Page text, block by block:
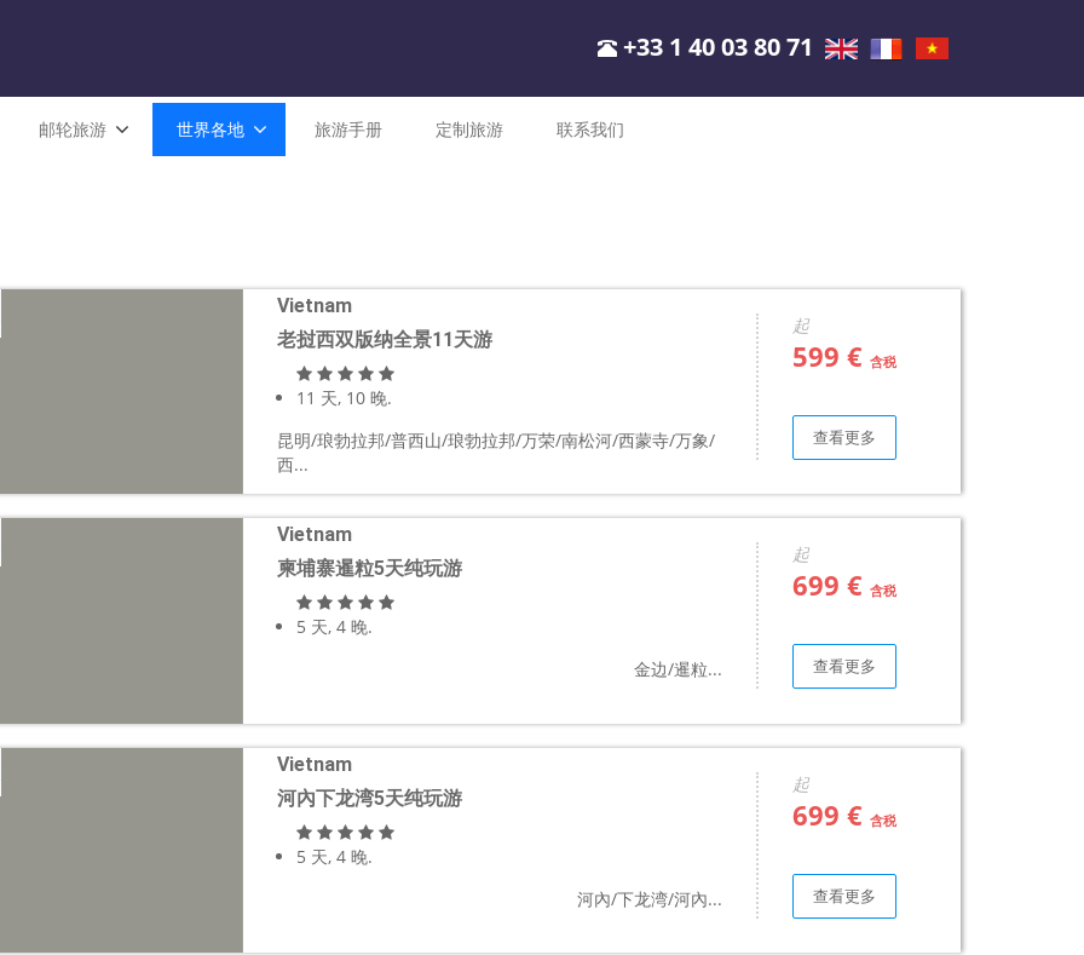
+33 1 40 03 80 71
邮轮旅游 世界各地 旅游手册 定制旅游 联系我们
Vietnam
老挝西双版纳全景11天游
11 天, 10 晚.
昆明/琅勃拉邦/普西山/琅勃拉邦/万荣/南松河/西蒙寺/万象/
西...
起
599 € 含税
查看更多
Vietnam
柬埔寨暹粒5天纯玩游
5 天, 4 晚.
金边/暹粒...
起
699 € 含税
查看更多
Vietnam
河內下龙湾5天纯玩游
5 天, 4 晚.
河內/下龙湾/河內...
起
699 € 含税
查看更多